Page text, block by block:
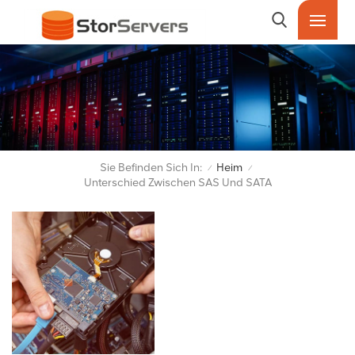
Sie Befinden Sich In: / Heim /
Unterschied Zwischen SAS Und SATA